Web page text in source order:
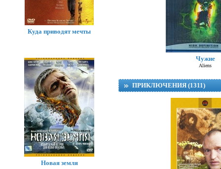
Чужие
Aliens
ПРИКЛЮЧЕНИЯ (1311)
Куда приводят мечты
Новая земля